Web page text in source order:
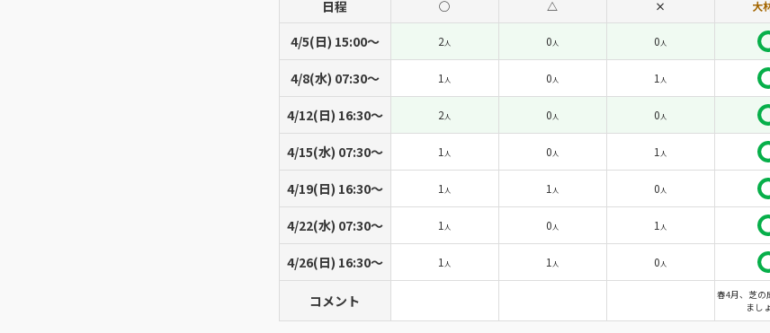
日程 ◯ △ × 大
4/5(日) 15:00〜 2人 0人 0人
4/8(水) 07:30〜 1 人 0人 1 人
4/12(日) 16:30〜 2人 0人 0人
4/15(水) 07:30〜 1 人 0人 1 人
4/19(日) 16:30〜 1 人 1 人 0人
4/22(水) 07:30〜 1 人 0人 1 人
4/26(日) 16:30〜 1 人 1 人 0人
コメント
春4月、芝の
まし